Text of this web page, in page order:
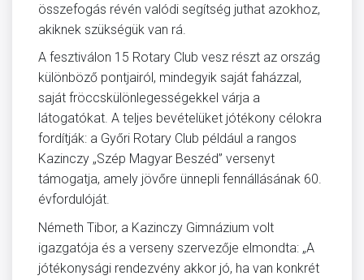
összefogás révén valódi segítség juthat azokhoz,
akiknek szükségük van rá.
A fesztiválon 15 Rotary Club vesz részt az ország
különböző pontjairól, mindegyik saját faházzal,
saját fröccskülönlegességekkel várja a
látogatókat. A teljes bevételüket jótékony célokra
fordítják: a Győri Rotary Club például a rangos
Kazinczy „Szép Magyar Beszéd” versenyt
támogatja, amely jövőre ünnepli fennállásának 60.
évfordulóját.
Németh Tibor, a Kazinczy Gimnázium volt
igazgatója és a verseny szervezője elmondta: „A
jótékonysági rendezvény akkor jó, ha van konkrét